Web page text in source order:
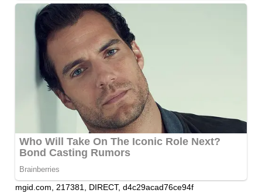
mgid.com, 217381, DIRECT, d4c29acad76ce94f